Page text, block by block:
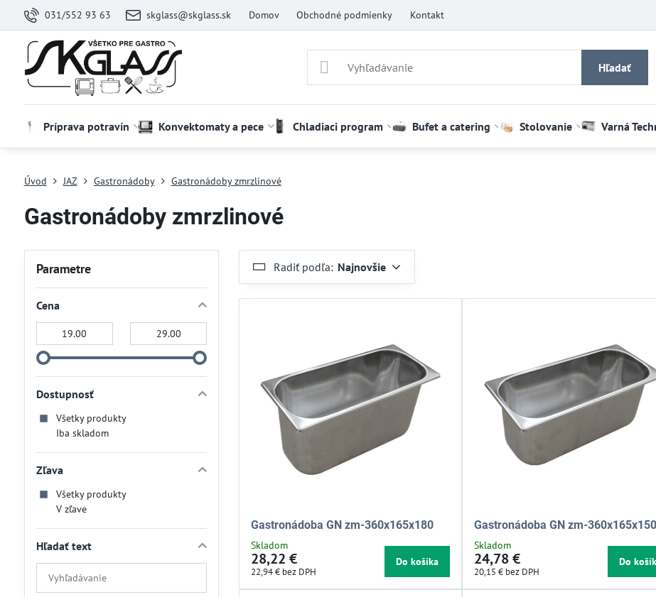
031/552 93 63 skglass@skglass.sk Domov Obchodné podmienky Kontakt
Hľadať
Príprava potravín Konvektomaty a pece Chladiaci program Bufet a catering Stolovanie Varná
Úvod JAZ Gastronádoby Gastronádoby zmrzlinové
Gastronádoby zmrzlinové
Radiť podľa: Najnovšie
Gastronádoba GN zm-360x165x180
Skladom
28,22 €
22,94 € bez DPH
Do košíka
Gastronádoba GN zm-360x165x150
Skladom
24,78 €
20,15 € bez DPH
Do
Parametre
Cena
Dostupnosť
Všetky produkty
Iba skladom
Zľava
Všetky produkty
V zľave
Hľadať text
Prehľadať
výsledky